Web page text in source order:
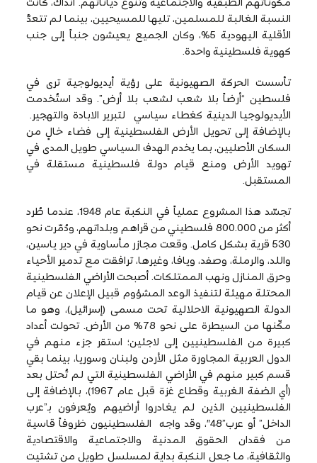
النسبة الغالبة للمسلمين، تليها للمسيحيين، بينما لم تتعدَّ
الأقلية اليهودية 5%، وكان الجميع يعيشون جنباً إلى جنب
كهوية فلسطينية واحدة.
تأسست الحركة الصهيونية على رؤية أيديولوجية ترى في
فلسطين “أرضاً بلا شعب لشعب بلا أرض”. وقد استُخدمت
الأيديولوجيا الدينية كغطاء سياسي لتبرير الابادة والتهجير.
بالإضافة إلى تحويل الأرض الفلسطينية إلى فضاء خالٍ من
السكان الأصليين، بما يخدم الهدف السياسي طويل المدى في
تهويد الأرض ومنع قيام دولة فلسطينية مستقلة في
المستقبل.
تجسّد هذا المشروع عملياً في النكبة عام 1948، عندما طُرد
أكثر من 800.000 فلسطيني من قراهم وبلداتهم، ودُمّرت نحو
530 قرية بشكل كامل. وقعت مجازر مأساوية في دير ياسين،
واللد، والرملة، وصفد، ويافا، وغيرها، ترافقت مع تدمير الأحياء
وحرق المنازل ونهب الممتلكات. أصبحت الأراضي الفلسطينية
المحتلة مهيئة لتنفيذ الوعد المشؤوم قبيل الإعلان عن قيام
الدولة الصهيونية الاحلالية تحت مسمى (إسرائيل)، وهو ما
مكّنها من السيطرة على نحو 78% من الأرض. تحولت أعداد
كبيرة من الفلسطينيين إلى لاجئين؛ استقر جزء منهم في
الدول العربية المجاورة مثل الأردن ولبنان وسوريا، بينما بقي
قسم كبير منهم في الأراضي الفلسطينية التي لم تُحتل بعد
(أي الضفة الغربية وقطاع غزة قبل عام 1967)، بالإضافة إلى
الفلسطينيين الذين لم يغادروا أراضيهم ويُعرفون بـ”عرب
الداخل” أو عرب”48″، وقد واجه الفلسطينيون ظروفاً قاسية
من فقدان الحقوق المدنية والاجتماعية والاقتصادية
والثقافية، ما جعل النكبة بداية لمسلسل طويل من تشتيت